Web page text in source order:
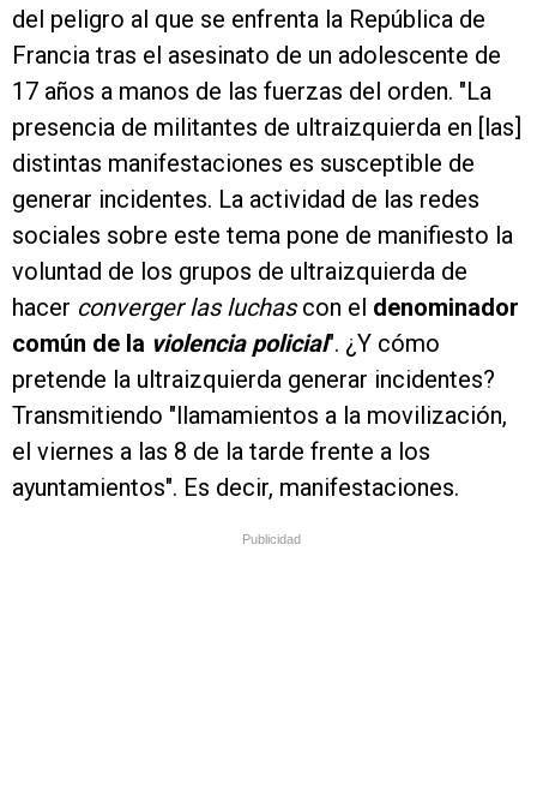
del peligro al que se enfrenta la República de
Francia tras el asesinato de un adolescente de
17 años a manos de las fuerzas del orden. "La
presencia de militantes de ultraizquierda en [las]
distintas manifestaciones es susceptible de
generar incidentes. La actividad de las redes
sociales sobre este tema pone de manifiesto la
voluntad de los grupos de ultraizquierda de
hacer converger las luchascon el denominador
común de la violencia policial". ¿Y cómo
pretende la ultraizquierda generar incidentes?
Transmitiendo "llamamientos a la movilización,
el viernes a las 8 de la tarde frente a los
ayuntamientos". Es decir, manifestaciones.
Publicidad